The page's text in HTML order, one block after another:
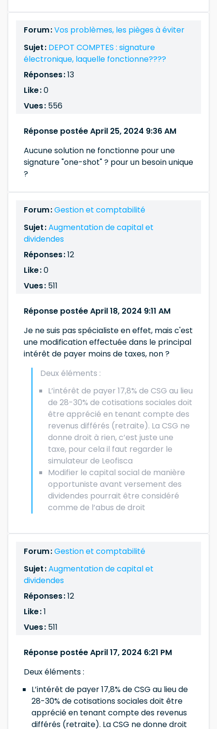
Forum :Vos problèmes, les pièges à éviter
Sujet : DEPOT COMPTES : signature
électronique, laquelle fonctionne????
Réponses :13
Like :0
Vues : 556
Réponse postée April 25, 2024 9:36 AM
Aucune solution ne fonctionne pour une
signature "one-shot" ? pour un besoin unique
?
Forum :Gestion et comptabilité
Sujet :Augmentation de capital et
dividendes
Réponses :12
Like :0
Vues : 511
Réponse postée April 18, 2024 9:11 AM
Je ne suis pas spécialiste en effet, mais c'est
une modification effectuée dans le principal
intérêt de payer moins de taxes, non ?
Deux éléments :
L’intérêt de payer 17,8% de CSG au lieu
de 28-30% de cotisations sociales doit
être apprécié en tenant compte des
revenus différés (retraite). La CSG ne
donne droit à rien, c’est juste une
taxe, pour cela il faut regarder le
simulateur de Leofisca
Modifier le capital social de manière
opportuniste avant versement des
dividendes pourrait être considéré
comme de l’abus de droit
Forum :Gestion et comptabilité
Sujet :Augmentation de capital et
dividendes
Réponses :12
Like :1
Vues : 511
Réponse postée April 17, 2024 6:21 PM
Deux éléments :
L’intérêt de payer 17,8% de CSG au lieu de
28-30% de cotisations sociales doit être
apprécié en tenant compte des revenus
différés (retraite). La CSG ne donne droit